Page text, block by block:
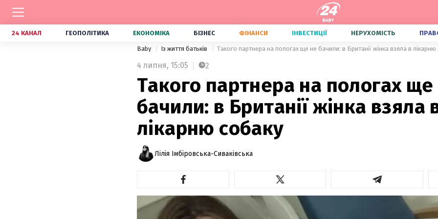
24 КАНАЛ ГЕОПОЛІТИКА ЕКОНОМІКА БІЗНЕС ФІНАНСИ ІНВЕСТИЦІЇ НЕРУХОМІСТЬ
Baby Із життя батьків Такого партнера на пологах ще не бачили: в Британії жінка взяла в лікарню
4 липня, 15:05 2
Такого партнера на пологах
бачили: в Британії жінка взяла
лікарню собаку
Лілія Імбіровська-Сиваківська